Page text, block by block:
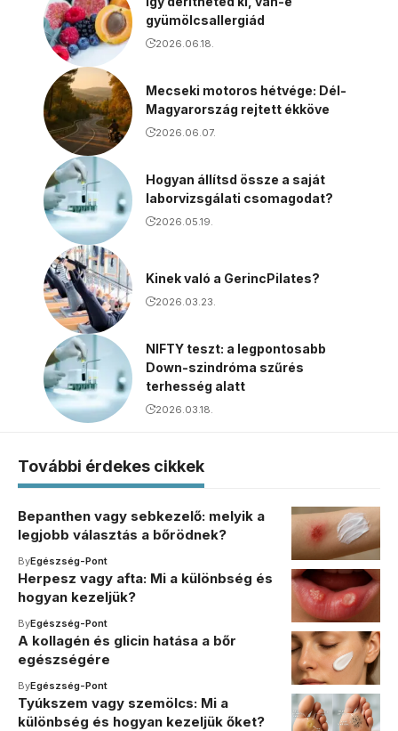
gyümölcsallergiád
2026.06.18.
Mecseki motoros hétvége: Dél-
Magyarország rejtett ékköve
2026.06.07.
Hogyan állítsd össze a saját
laborvizsgálati csomagodat?
2026.05.19.
Kinek való a GerincPilates?
2026.03.23.
NIFTY teszt: a legpontosabb
Down-szindróma szűrés
terhesség alatt
2026.03.18.
További érdekes cikkek
Bepanthen vagy sebkezelő: melyik a
legjobb választás a bőrödnek?
ByEgészség-Pont
Herpesz vagy afta: Mi a különbség és
hogyan kezeljük?
ByEgészség-Pont
A kollagén és glicin hatása a bőr
egészségére
ByEgészség-Pont
Tyúkszem vagy szemölcs: Mi a
különbség és hogyan kezeljük őket?